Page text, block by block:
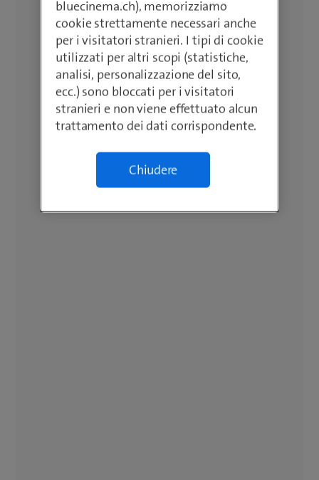
bluecinema.ch), memorizziamo
cookie strettamente necessari anche
per i visitatori stranieri. I tipi di cookie
utilizzati per altri scopi (statistiche,
analisi, personalizzazione del sito,
ecc.) sono bloccati per i visitatori
stranieri e non viene effettuato alcun
trattamento dei dati corrispondente.
Chiudere